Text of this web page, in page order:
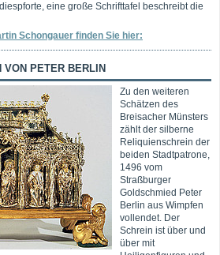
eine große Schrifttafel beschreibt die
Schongauer finden Sie hier:
VON PETER BERLIN
Zu den weiteren
Schätzen des
Breisacher Münsters
zählt der silberne
Reliquienschrein der
beiden Stadtpatrone,
1496 vom
Straßburger
Goldschmied Peter
Berlin aus Wimpfen
vollendet. Der
Schrein ist über und
über mit